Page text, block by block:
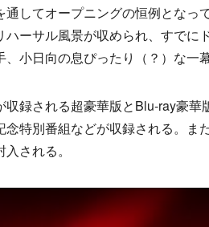
通してオープニングの恒例となっ
ハーサル風景が収められ、すでに
小日向の息ぴったり（？）な一
録される超豪華版とBlu-ray豪華
念特別番組などが収録される。
される。